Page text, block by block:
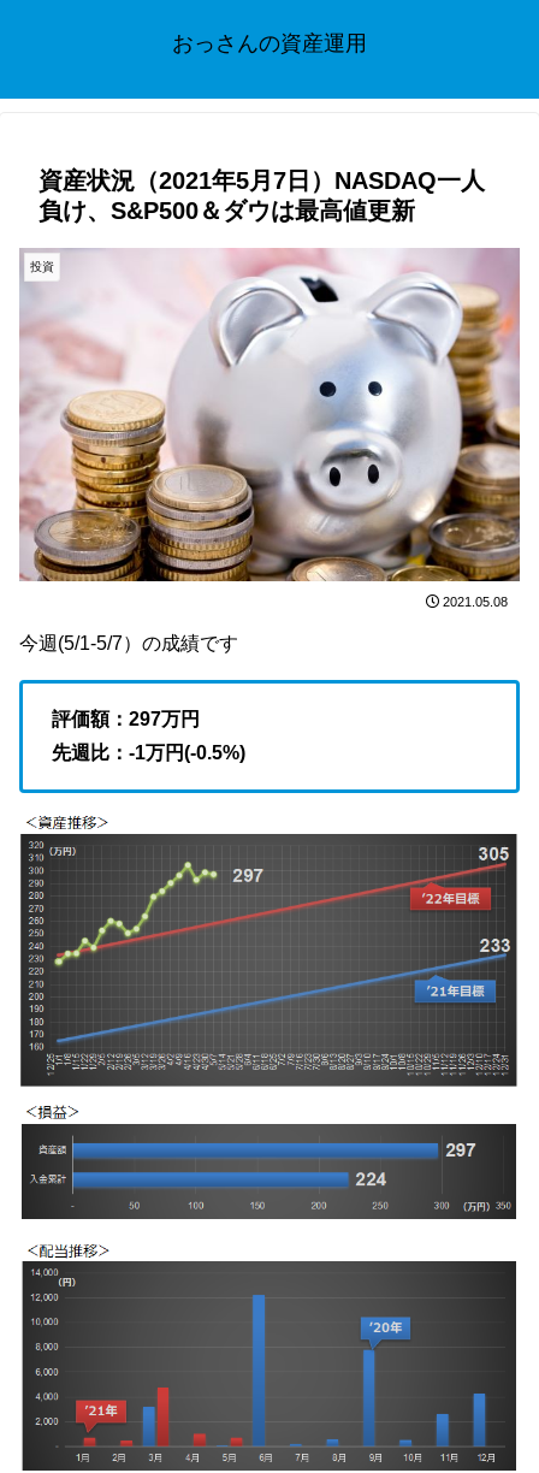
おっさんの資産運用
資産状況（2021年5月7日）NASDAQ一人
負け、S&P500＆ダウは最高値更新
投資
2021.05.08
今週(5/1-5/7）の成績です
評価額：297万円
先週比：-1万円(-0.5%)